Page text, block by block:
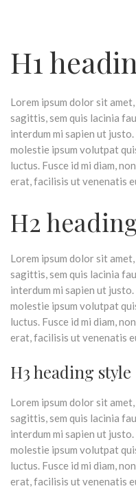
H1
Lorem ipsum dolor sit
sagittis, sem quis lacinia
interdum mi sapien ut
molestie ipsum volutpat
luctus. Fusce id mi diam,
erat, facilisis ut venenatis
H2
Lorem ipsum dolor sit
sagittis, sem quis lacinia
interdum mi sapien ut
molestie ipsum volutpat
luctus. Fusce id mi diam,
erat, facilisis ut venenatis
H3 heading style
Lorem ipsum dolor sit
sagittis, sem quis lacinia
interdum mi sapien ut
molestie ipsum volutpat
luctus. Fusce id mi diam,
erat, facilisis ut venenatis